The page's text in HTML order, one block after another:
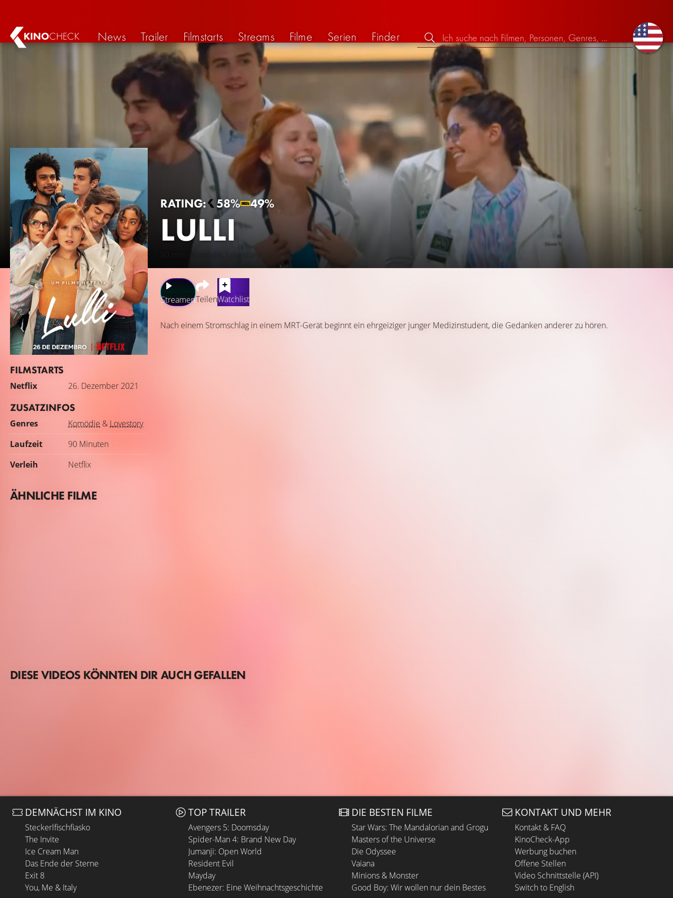
KINOCHECK News Trailer Filmstarts Streams Filme Serien Finder
RATING: 58% 49%
LULLI
FILMSTARTS
Netflix 26. Dezember 2021
ZUSATZINFOS
Genres Komödie & Lovestory
Laufzeit
90 Minuten
Verleih
Netflix
StreamenTeilenWatchlist
Nach einem Stromschlag in einem MRT-Gerät beginnt ein ehrgeiziger junger Medizinstudent, die Gedanken anderer zu hören.
ÄHNLICHE FILME
DIESE VIDEOS KÖNNTEN DIR AUCH GEFALLEN
DEMNÄCHST IM KINO
Steckerlfischfiasko
The Invite
Ice Cream Man
Das Ende der Sterne
Exit 8
You, Me & Italy
TOP TRAILER
Avengers 5: Doomsday
Spider-Man 4: Brand New Day
Jumanji: Open World
Resident Evil
Mayday
Ebenezer: Eine Weihnachtsgeschichte
DIE BESTEN FILME
Star Wars: The Mandalorian and Grogu
Masters of the Universe
Die Odyssee
Vaiana
Minions & Monster
Good Boy: Wir wollen nur dein Bestes
KONTAKT UND MEHR
Kontakt & FAQ
KinoCheck-App
Werbung buchen
Offene Stellen
Video Schnittstelle (API)
Switch to English